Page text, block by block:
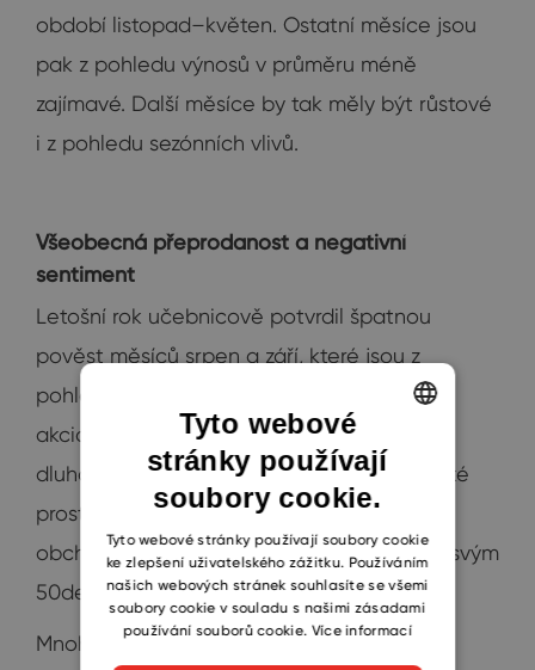
období listopad–květen. Ostatní měsíce jsou
pak z pohledu výnosů v průměru méně
zajímavé. Další měsíce by tak měly být růstové
i z pohledu sezónních vlivů.
Všeobecná přeprodanost a negativní
sentiment
Letošní rok učebnicově potvrdil špatnou
pověst měsíců srpen a září, které jsou z
pohledu sezónnosti naopak nejslabší pro
akciové trhy. Spolu s rostoucími výnosy
dluhopisů se tak vytvořilo velmi pesimistické
prostředí, ve kterém pouze malé procento
obchodovaných společností se ocitá nad svým
50denním klouzavým průměrem.
Mnoho akcií zažilo výrazné poklesy, a to
ENGLISH
CZECH
SLOVAK
Tyto webové
stránky používají
soubory cookie.
Tyto webové stránky používají soubory cookie
ke zlepšení uživatelského zážitku. Používáním
našich webových stránek souhlasíte se všemi
soubory cookie v souladu s našimi zásadami
používání souborů cookie. Více informací